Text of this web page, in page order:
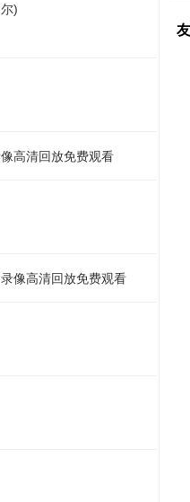
)
高清回放免费观看
像高清回放免费观看